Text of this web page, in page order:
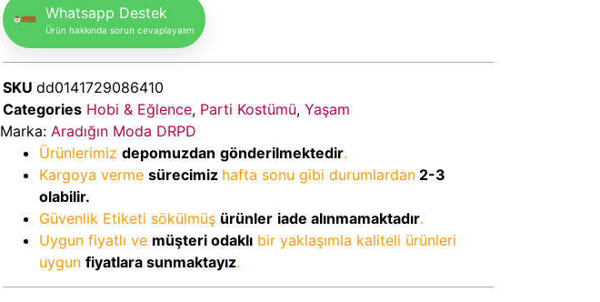
Whatsapp Destek
Ürün hakkında sorun cevaplayalım
SKU dd0141729086410
Categories Hobi & Eğlence, Parti Kostümü, Yaşam
Marka: Aradığın Moda DRPD
Ürünlerimiz depomuzdan gönderilmektedir.
Kargoya verme sürecimiz hafta sonu gibi durumlardan 2-3
olabilir.
Güvenlik Etiketi sökülmüş ürünler iade alınmamaktadır.
Uygun fiyatlı ve müşteri odaklı bir yaklaşımla kaliteli ürünleri
uygun fiyatlara sunmaktayız.